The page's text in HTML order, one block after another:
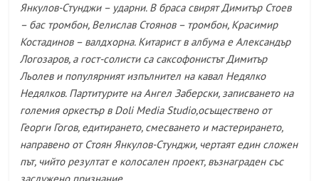
Янкулов-Стунджи – ударни. В браса свирят Димитър Стоев
– бас тромбон, Велислав Стоянов – тромбон, Красимир
Костадинов – валдхорна. Китарист в албума е Александър
Логозаров, а гост-солисти са саксофонистът Димитър
Льолев и популярният изпълнител на кавал Недялко
Недялков. Партитурите на Ангел Заберски, записването на
големия оркестър в Doli Media Studio,осъществено от
Георги Гогов, едитирането, смесването и мастерирането,
направено от Стоян Янкулов-Стунджи, чертаят един сложен
път, чийто резултат е колосален проект, възнаграден със